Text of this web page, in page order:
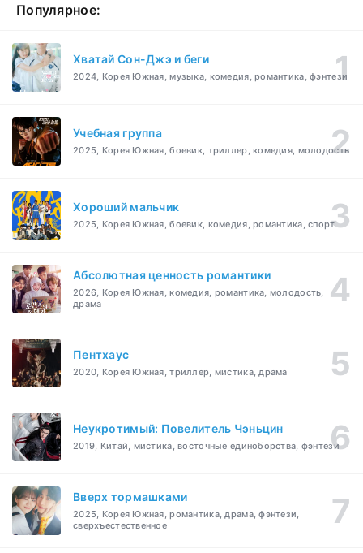
Популярное:
Хватай Сон-Джэ и беги
2024, Корея Южная, музыка, комедия, романтика, фэнтези
Учебная группа
2025, Корея Южная, боевик, триллер, комедия, молодость
Хороший мальчик
2025, Корея Южная, боевик, комедия, романтика, спорт
Абсолютная ценность романтики
2026, Корея Южная, комедия, романтика, молодость,
драма
Пентхаус
2020, Корея Южная, триллер, мистика, драма
Неукротимый: Повелитель Чэньцин
2019, Китай, мистика, восточные единоборства, фэнтези
Вверх тормашками
2025, Корея Южная, романтика, драма, фэнтези,
сверхъестественное